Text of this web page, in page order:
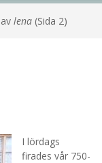
lena (Sida 2)
I lördags
firades vår 750-